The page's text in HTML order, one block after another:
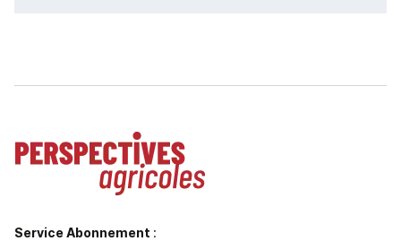
Service Abonnement :